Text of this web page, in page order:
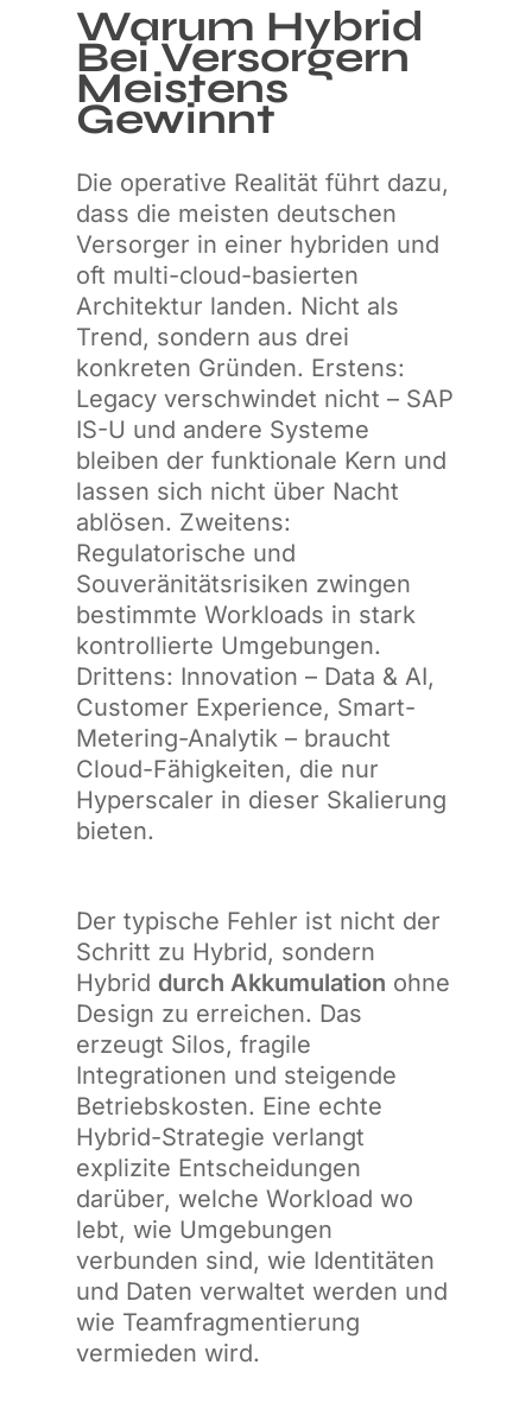
Warum Hybrid
Bei Versorgern
Meistens
Gewinnt
Die operative Realität führt dazu,
dass die meisten deutschen
Versorger in einer hybriden und
oft multi-cloud-basierten
Architektur landen. Nicht als
Trend, sondern aus drei
konkreten Gründen. Erstens:
Legacy verschwindet nicht – SAP
IS-U und andere Systeme
bleiben der funktionale Kern und
lassen sich nicht über Nacht
ablösen. Zweitens:
Regulatorische und
Souveränitätsrisiken zwingen
bestimmte Workloads in stark
kontrollierte Umgebungen.
Drittens: Innovation – Data & AI,
Customer Experience, Smart-
Metering-Analytik – braucht
Cloud-Fähigkeiten, die nur
Hyperscaler in dieser Skalierung
bieten.
Der typische Fehler ist nicht der
Schritt zu Hybrid, sondern
Hybrid durch Akkumulation ohne
Design zu erreichen. Das
erzeugt Silos, fragile
Integrationen und steigende
Betriebskosten. Eine echte
Hybrid-Strategie verlangt
explizite Entscheidungen
darüber, welche Workload wo
lebt, wie Umgebungen
verbunden sind, wie Identitäten
und Daten verwaltet werden und
wie Teamfragmentierung
vermieden wird.